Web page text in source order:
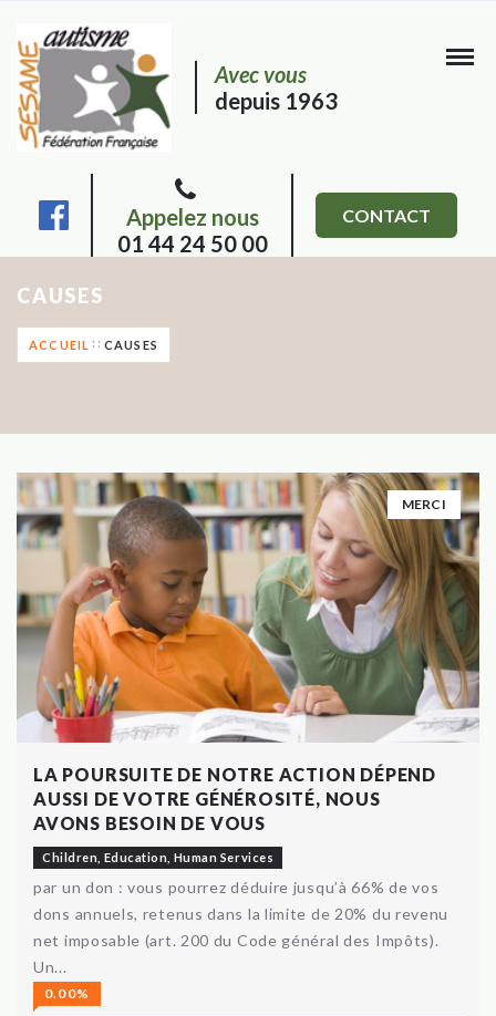
Avec vous
depuis 1963
Appelez nous
01 44 24 50 00
CONTACT
CAUSES
ACCUEIL CAUSES
MERCI
LA POURSUITE DE NOTRE ACTION DÉPEND
AUSSI DE VOTRE GÉNÉROSITÉ, NOUS
AVONS BESOIN DE VOUS
Children Education Human Services
par un don : vous pourrez déduire jusqu’à 66% de vos
dons annuels, retenus dans la limite de 20% du revenu
net imposable (art. 200 du Code général des Impôts).
Un...
0.00%